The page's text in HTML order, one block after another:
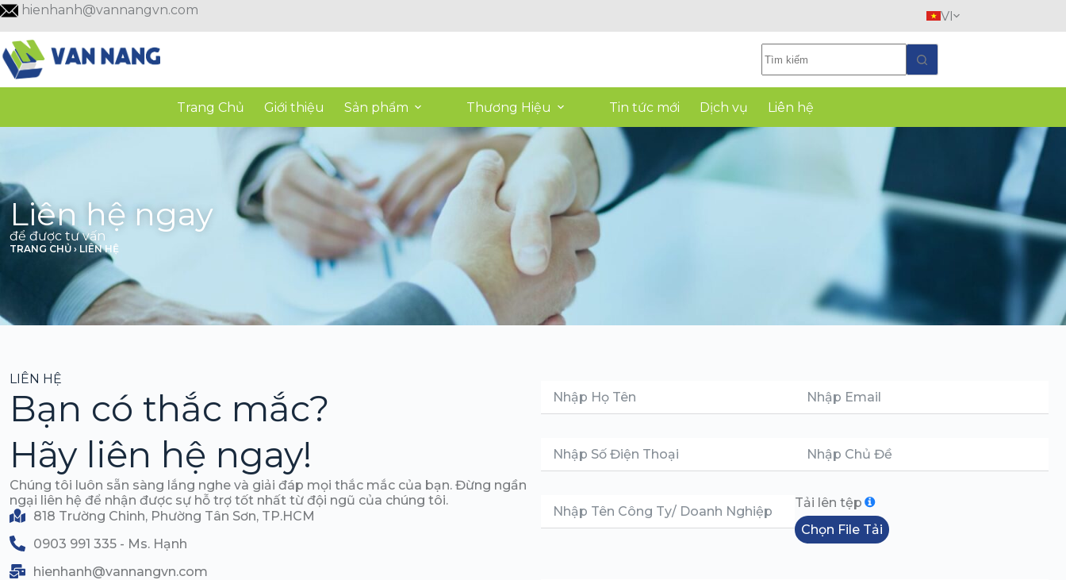
hienhanh@vannangvn.com VI
Trang Chủ Giới thiệu Sản phẩm Thương Hiệu Tin tức mới Dịch vụ Liên hệ
Liên hệ ngay
để được tư vấn
TRANG CHỦ › LIÊN HỆ
LIÊN HỆ
Bạn có thắc mắc?
Hãy liên hệ ngay!
Chúng tôi luôn sẵn sàng lắng nghe và giải đáp mọi thắc mắc của bạn. Đừng ngần
ngại liên hệ để nhận được sự hỗ trợ tốt nhất từ đội ngũ của chúng tôi.
818 Trường Chinh, Phường Tân Sơn, TP.HCM
0903 991 335 - Ms. Hạnh
hienhanh@vannangvn.com
Tải lên tệp
Chọn File Tải